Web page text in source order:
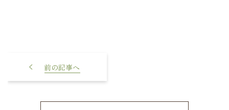
万円でもOK? 後悔しない平屋
の建て方